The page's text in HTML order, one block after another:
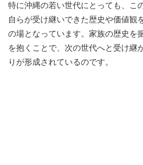
特に沖縄の若い世代にとっても、こ
自らが受け継いできた歴史や価値観
の場となっています。家族の歴史を
を抱くことで、次の世代へと受け継
りが形成されているのです。